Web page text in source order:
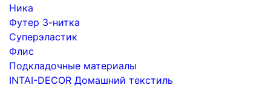
Ника
Футер 3-нитка
Суперэластик
Флис
Подкладочные материалы
INTAI-DECOR Домашний текстиль